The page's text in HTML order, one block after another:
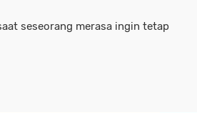
seseorang merasa ingin tetap